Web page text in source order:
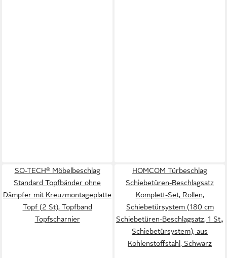
SO-TECH® Möbelbeschlag
Standard Topfbänder ohne
Dämpfer mit Kreuzmontageplatte
Topf (2 St), Topfband
Topfscharnier
HOMCOM Türbeschlag
Schiebetüren-Beschlagsatz
Komplett-Set, Rollen,
Schiebetürsystem (180 cm
Schiebetüren-Beschlagsatz, 1 St.,
Schiebetürsystem), aus
Kohlenstoffstahl, Schwarz